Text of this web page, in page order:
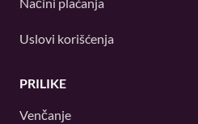
Načini plaćanja
Uslovi korišćenja
PRILIKE
Venčanje